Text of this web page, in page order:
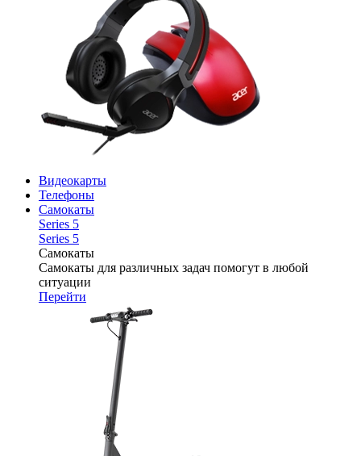
Видеокарты
Телефоны
Самокаты
Series 5
Series 5
Самокаты
Самокаты для различных задач помогут в любой
ситуации
Перейти